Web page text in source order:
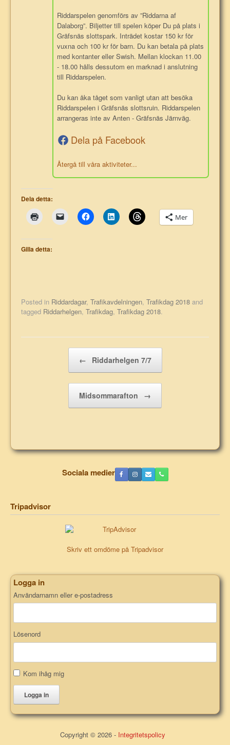
Riddarspelen genomförs av ”Riddarna af
Dalaborg”. Biljetter till spelen köper Du på plats i
Gräfsnäs slottspark. Inträdet kostar 150 kr för
vuxna och 100 kr för barn. Du kan betala på plats
med kontanter eller Swish. Mellan klockan 11.00
- 18.00 hålls dessutom en marknad i anslutning
till Riddarspelen.
Du kan åka tåget som vanligt utan att besöka
Riddarspelen i Gräfsnäs slottsruin. Riddarspelen
arrangeras inte av Anten - Gräfsnäs Järnväg.
Dela på Facebook
Återgå till våra aktiviteter...
Dela detta:
Mer
Gilla detta:
Posted in Riddardagar, Trafikavdelningen, Trafikdag 2018 and
tagged Riddarhelgen, Trafikdag, Trafikdag 2018.
← Riddarhelgen 7/7
Midsommarafton →
Sociala medier
Tripadvisor
Skriv ett omdöme på Tripadvisor
Logga in
Användarnamn eller e-postadress
Lösenord
Kom ihåg mig
Logga in
Copyright © 2026 - Integritetspolicy